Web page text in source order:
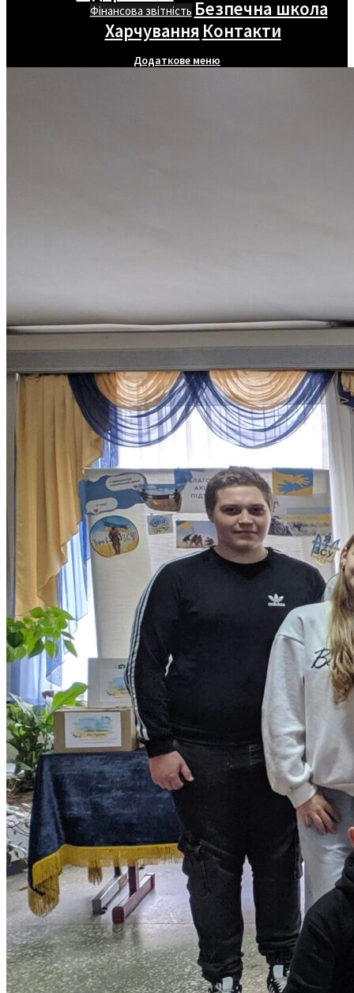
Фінансова звітність Безпечна школа
Харчування Контакти
Додаткове меню